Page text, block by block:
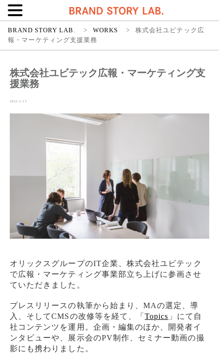
BRAND STORY LAB. > WORKS >
株式会社ユビテック広
報・マーケティング支援業務
株式会社ユビテック広報・マーケティング支
援業務
2022.5.15
オリックスグループのIT企業、株式会社ユビテック
で広報・マーケティング事業部立ち上げに参画させ
ていただきました。
プレスリリースの執筆から始まり、MAの選定、導
入、そしてCMSの改修等を経て、「Topics 」にて自
社コンテンツを運用。企画・編集のほか、開発者イ
ンタビューや、展示会のPV制作、セミナー動画の撮
影にも携わりました。